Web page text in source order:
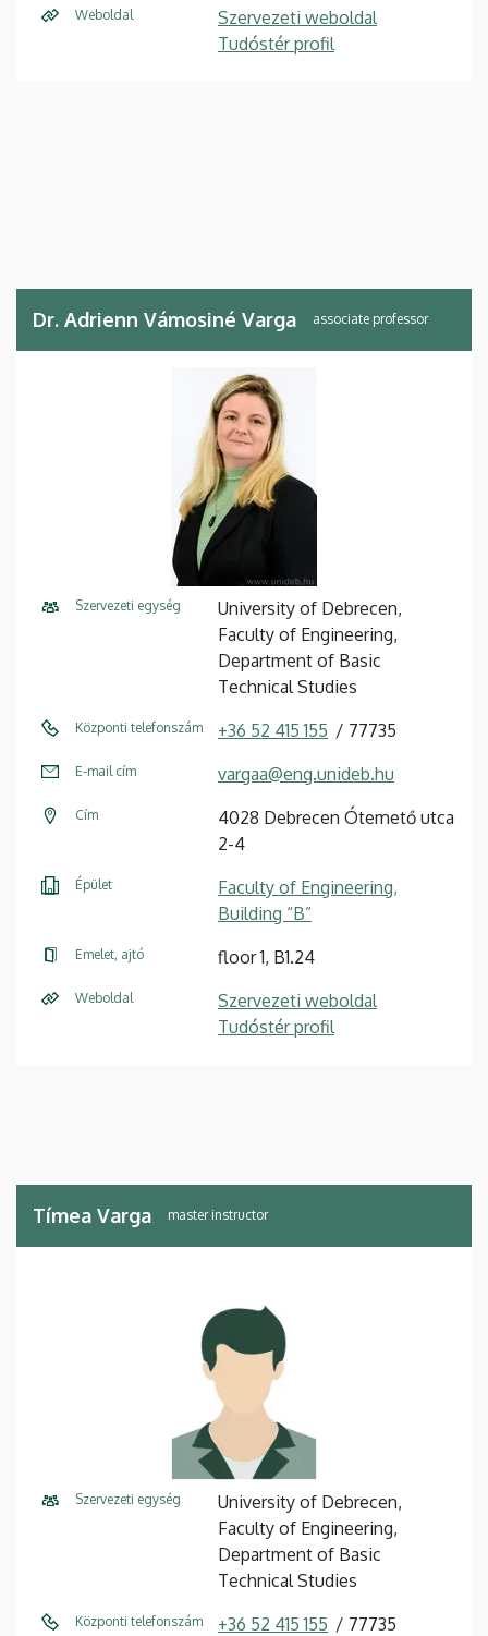
Weboldal
Szervezeti weboldal
Tudóstér profil
Dr. Adrienn Vámosiné Varga associate professor
Szervezeti egység
University of Debrecen,
Faculty of Engineering,
Department of Basic
Technical Studies
Központi telefonszám +36 52 415 155 77735
E-mail cím vargaa@eng.unideb.hu
Cím
4028 Debrecen Ótemető utca
2-4
Épület
Faculty of Engineering,
Building “B”
Emelet, ajtó floor 1, B1.24
Weboldal
Szervezeti weboldal
Tudóstér profil
Tímea Varga master instructor
Szervezeti egység
University of Debrecen,
Faculty of Engineering,
Department of Basic
Technical Studies
Központi telefonszám +36 52 415 155 77735